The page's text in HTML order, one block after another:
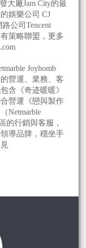
大廠Jam City的最
娛樂公司 CJ
公司Tencent
策略聯盟，更多
Joybomb
營運、業務、客
含《奇迹暖暖》
營運《戀與製作
Netmarble
的行銷與客服，
導品牌，穩坐手